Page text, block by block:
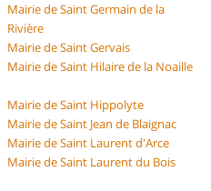
Mairie de Saint Germain de la
Rivière
Mairie de Saint Gervais
Mairie de Saint Hilaire de la Noaille
Mairie de Saint Hippolyte
Mairie de Saint Jean de Blaignac
Mairie de Saint Laurent d'Arce
Mairie de Saint Laurent du Bois